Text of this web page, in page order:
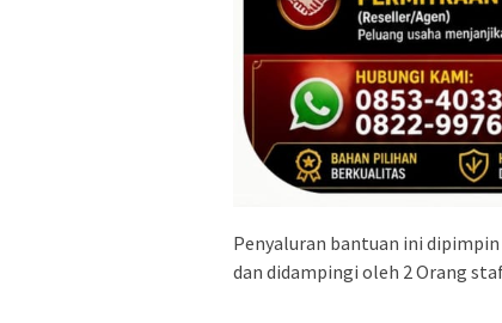
Penyaluran bantuan ini dipimpin
dan didampingi oleh 2 Orang